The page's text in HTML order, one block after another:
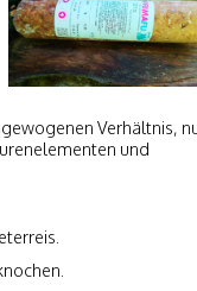
Verhältnis,
und